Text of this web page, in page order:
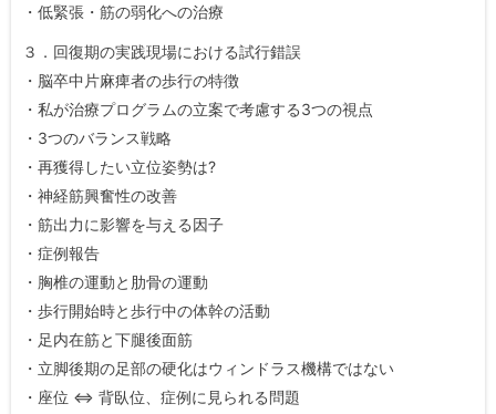
・低緊張・筋の弱化への治療
３．回復期の実践現場における試行錯誤
・脳卒中片麻痺者の歩行の特徴
・私が治療プログラムの立案で考慮する3つの視点
・3つのバランス戦略
・再獲得したい立位姿勢は?
・神経筋興奮性の改善
・筋出力に影響を与える因子
・症例報告
・胸椎の運動と肋骨の運動
・歩行開始時と歩行中の体幹の活動
・足内在筋と下腿後面筋
・立脚後期の足部の硬化はウィンドラス機構ではない
・座位 ⇔ 背臥位、症例に見られる問題